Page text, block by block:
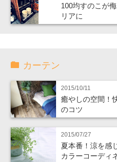
100均すのこが
リアに
カーテン
2015/10/11
癒やしの空間！
のコツ
2015/07/27
夏本番！涼を感
カラーコーディ